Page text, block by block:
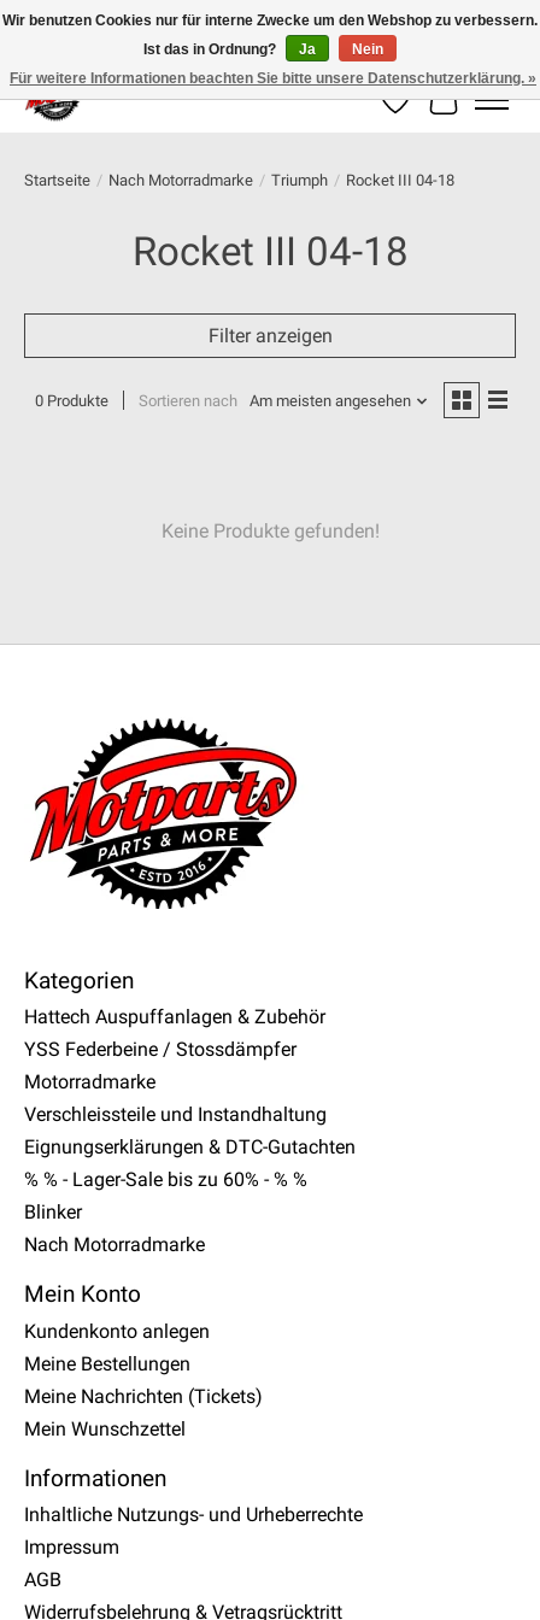
100% schweizer Onlineshop für Dein Motorrad
Wunschzettel
Ihr
Startseite / Nach Motorradmarke / Triumph / Rocket III 04-18
Rocket III 04-18
Filter anzeigen
0 Produkte Sortieren nach Am meisten angesehen
Keine Produkte gefunden!
Kategorien
Hattech Auspuffanlagen & Zubehör
YSS Federbeine / Stossdämpfer
Motorradmarke
Verschleissteile und Instandhaltung
Eignungserklärungen & DTC-Gutachten
% % - Lager-Sale bis zu 60% - % %
Blinker
Nach Motorradmarke
Mein Konto
Kundenkonto anlegen
Meine Bestellungen
Meine Nachrichten (Tickets)
Mein Wunschzettel
Informationen
Inhaltliche Nutzungs- und Urheberrechte
Impressum
AGB
Widerrufsbelehrung & Vetragsrücktritt
Wir benutzen Cookies nur für interne Zwecke um den Webshop zu verbessern.
Ist das in Ordnung?
Ja
Nein
Für weitere Informationen beachten Sie bitte unsere Datenschutzerklärung. »